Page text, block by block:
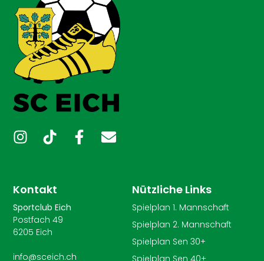
Kontakt
Sportclub Eich
Postfach 49
6205 Eich
info@sceich.ch
Nützliche Links
Spielplan 1. Mannschaft
Spielplan 2. Mannschaft
Spielplan Sen 30+